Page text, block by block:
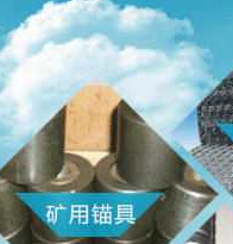
技术知识